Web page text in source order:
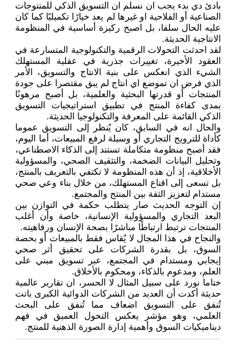
بادئ دي بدء يجب ان نسلم ان التسويق الذكي للمنتوجات
الصناعية أو الفلاحية او غيرها لم يعد خيارًا تكميليًا كما كان
عليه الحال سلفا، بل اصبح ركيزة أساسية في المنظومة
الانتاجية الحديثة.
لقد احدثت التحولات الرقمية والتكنولوجية المتسارعة في
العقود الأخيرة، تغييرات جذرية في عقلية المستهلك
الشيء الذي انعكس على بنية الانتاج والتسويق، الأمر
الذي فرض ان تموضع اي انتاج لم يبق مقتصرا على جودة
المنتجات أو قدرتها البحثية والعلمية، بل أصبح مرهونًا
بمدى كفاءة المنتج في تطبيق استراتيجيات التسويق
الذكي القائمة على المعرفة والتكنولوجيا الحديثة.
والحال انه في السابق، كان يُنظر إلى التسويق عموما
كأداة للترويج التجاري أو وسيلة لرفع المبيعات، أما اليوم،
فقد أصبح منظومة متكاملة تستند إلى الذكاء الاصطناعي،
وتحليل البيانات الضخمة، والتثقيف الصحي، والمسؤولية
الأخلاقية، إذ أن هذه المنظومة لا تكتفي بالتعريف بالمنتج،
بل تسعى إلى اقناع المستهلك، من خلال بناء وعي صحي
مستدام لتعزيز الثقة بين المنتج والمجتمع.
إن التوجه الحديث صار يتطلب حكمة في التوازن بين
البعد التجاري والمسؤولية الإنسانية، خاصة وأن أغلب
المنتجات ترتبط ارتباطًا مباشرًا بصحة الإنسان ورفاهيته.
والنجاح في هذا المجال لا يُقاس فقط بالمبيعات أو بحصة
السوق، بل بقدرة الشركات على تحقيق أثر صحي
إيجابي ومستدام في المجتمع، عبر تسويق مبني على
العلم، ومدعوم بالذكاء، ومحكوم بالأخلاق.
ختاما نورد على سبيل المثال لا الحسر، ان تقارير عالمية
حديثة أكدت أن العديد من الشركات الدوائية الكبرى باتت
تُنفق على التسويق اضعاف مما تُنفق على البحث
العلمي، وهو مؤشر يعكس التحول العميق في فهم
ديناميكيات السوق وأهمية إدارة الصورة الذهنية للمنتج.